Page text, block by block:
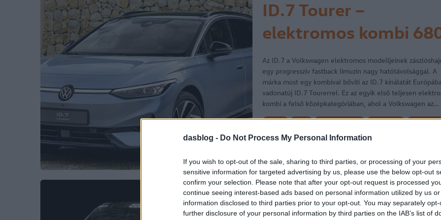
dasblog - Do Not Process My Personal Information
If you wish to opt-out of the sale, sharing to third parties, or processing of your
sensitive information for targeted advertising by us, please use the below opt-out
confirm your selection. Please note that after your opt-out request is processed
continue seeing interest-based ads based on personal information utilized by us
information disclosed to third parties prior to your opt-out. You may separately
further disclosure of your personal information by third parties on the IAB’s list of
ID.7 Tourer –
elektromos kombi
kilométeres
Az ID.7 a Volkswagen elektromos modelljeinek
egy progresszív fastback limuzin nagy hatótávolsággal. A
márka most egy kombival bővíti az ID.7 kínálatát
vadonatúj ID.7 Tourerrel. Ez az egyik első teljesen
kombi a felső középkategóriában, ahol a Volkswagen az…
cikkek hirek elektromos autó elektromos
Volkswagen-csoport
WLTP Volkswagen ID.7
2024.04.15.
5 csillagos az ID.7 is